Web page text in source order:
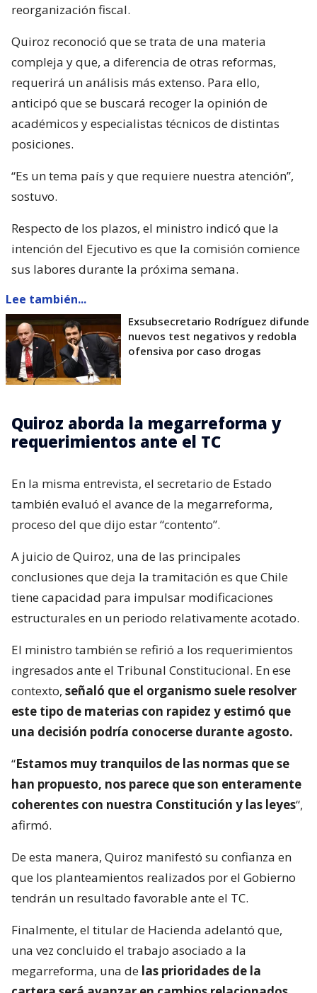
reorganización fiscal.
Quiroz reconoció que se trata de una materia
compleja y que, a diferencia de otras reformas,
requerirá un análisis más extenso. Para ello,
anticipó que se buscará recoger la opinión de
académicos y especialistas técnicos de distintas
posiciones.
“Es un tema país y que requiere nuestra atención”,
sostuvo.
Respecto de los plazos, el ministro indicó que la
intención del Ejecutivo es que la comisión comience
sus labores durante la próxima semana.
Lee también...
Exsubsecretario Rodríguez difunde
nuevos test negativos y redobla
ofensiva por caso drogas
Quiroz aborda la megarreforma y
requerimientos ante el TC
En la misma entrevista, el secretario de Estado
también evaluó el avance de la megarreforma,
proceso del que dijo estar “contento”.
A juicio de Quiroz, una de las principales
conclusiones que deja la tramitación es que Chile
tiene capacidad para impulsar modificaciones
estructurales en un periodo relativamente acotado.
El ministro también se refirió a los requerimientos
ingresados ante el Tribunal Constitucional. En ese
contexto, señaló que el organismo suele resolver
este tipo de materias con rapidez y estimó que
una decisión podría conocerse durante agosto.
“Estamos muy tranquilos de las normas que se
han propuesto, nos parece que son enteramente
coherentes con nuestra Constitución y las leyes“,
afirmó.
De esta manera, Quiroz manifestó su confianza en
que los planteamientos realizados por el Gobierno
tendrán un resultado favorable ante el TC.
Finalmente, el titular de Hacienda adelantó que,
una vez concluido el trabajo asociado a la
megarreforma, una de las prioridades de la